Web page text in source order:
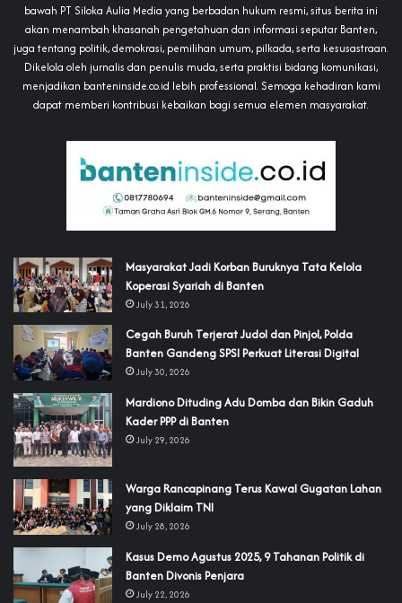
bawah PT Siloka Aulia Media yang berbadan hukum resmi, situs berita ini
akan menambah khasanah pengetahuan dan informasi seputar Banten,
juga tentang politik, demokrasi, pemilihan umum, pilkada, serta kesusastraan.
Dikelola oleh jurnalis dan penulis muda, serta praktisi bidang komunikasi,
menjadikan banteninside.co.id lebih professional. Semoga kehadiran kami
dapat memberi kontribusi kebaikan bagi semua elemen masyarakat.
‎Masyarakat Jadi Korban Buruknya Tata Kelola
Koperasi Syariah di Banten
July 31, 2026
Cegah Buruh Terjerat Judol dan Pinjol, Polda
Banten Gandeng SPSI Perkuat Literasi Digital
July 30, 2026
‎Mardiono Dituding Adu Domba dan Bikin Gaduh
Kader PPP di Banten
July 29, 2026
‎Warga Rancapinang Terus Kawal Gugatan Lahan
yang Diklaim TNI‎‎
July 28, 2026
‎Kasus Demo Agustus 2025, 9 Tahanan Politik di
Banten Divonis Penjara
July 22, 2026